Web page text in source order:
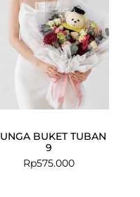
BUKET TUBAN
9
Rp575.000